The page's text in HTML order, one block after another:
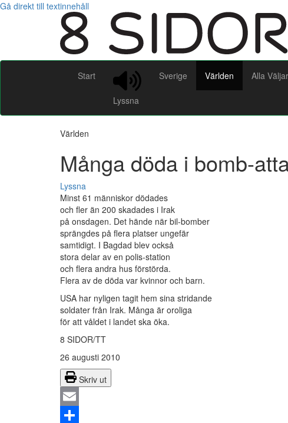
Gå direkt till textinnehåll
Start
Lyssna
Sverige Världen Alla
Världen
Många döda i bomb-
Lyssna
Minst 61 människor dödades
och fler än 200 skadades i Irak
på onsdagen. Det hände när bil-bomber
sprängdes på flera platser ungefär
samtidigt. I Bagdad blev också
stora delar av en polis-station
och flera andra hus förstörda.
Flera av de döda var kvinnor och barn.
USA har nyligen tagit hem sina stridande
soldater från Irak. Många är oroliga
för att våldet i landet ska öka.
8 SIDOR/TT
26 augusti 2010
Skriv ut
Email